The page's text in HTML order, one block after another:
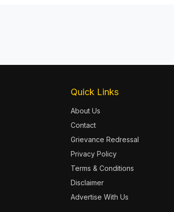
Quick Links
About Us
Contact
Grievance Redressal
Privacy Policy
Terms & Conditions
Disclaimer
Advertise With Us